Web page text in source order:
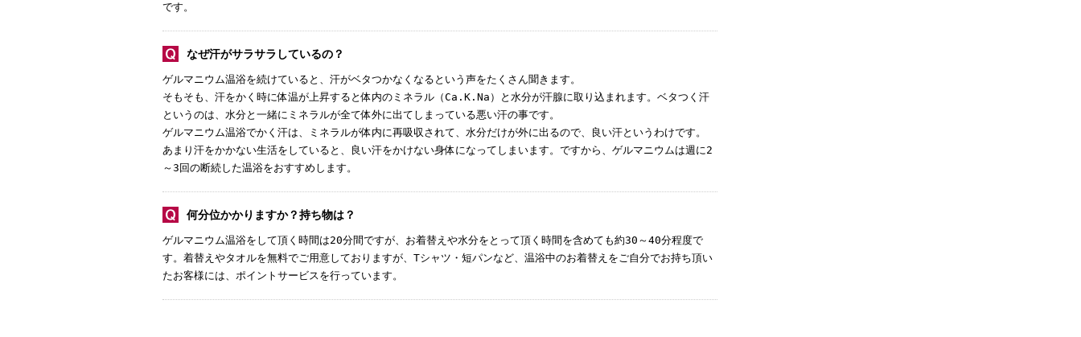
です。
なぜ汗がサラサラしているの？
ゲルマニウム温浴を続けていると、汗がベタつかなくなるという声をたくさん聞きます。
そもそも、汗をかく時に体温が上昇すると体内のミネラル（Ca.K.Na）と水分が汗腺に取り込まれます。ベタつく汗
というのは、水分と一緒にミネラルが全て体外に出てしまっている悪い汗の事です。
ゲルマニウム温浴でかく汗は、ミネラルが体内に再吸収されて、水分だけが外に出るので、良い汗というわけです。
あまり汗をかかない生活をしていると、良い汗をかけない身体になってしまいます。ですから、ゲルマニウムは週に2
～3回の断続した温浴をおすすめします。
何分位かかりますか？持ち物は？
ゲルマニウム温浴をして頂く時間は20分間ですが、お着替えや水分をとって頂く時間を含めても約30～40分程度で
す。着替えやタオルを無料でご用意しておりますが、Tシャツ・短パンなど、温浴中のお着替えをご自分でお持ち頂い
たお客様には、ポイントサービスを行っています。